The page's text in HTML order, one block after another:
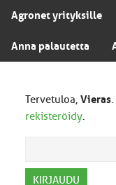
Agronet yrityksille
Anna palautetta
Tervetuloa, Vieras.
rekisteröidy.